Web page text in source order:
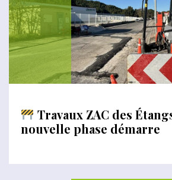
Travaux ZAC des
nouvelle phase démarre